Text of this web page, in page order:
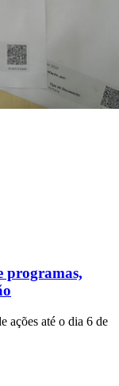
programas,
ações até o dia 6 de